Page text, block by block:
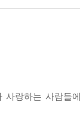
사랑하는 사람들